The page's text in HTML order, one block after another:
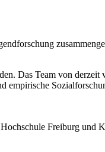
Das Team von derzeit
empirische
Freiburg und